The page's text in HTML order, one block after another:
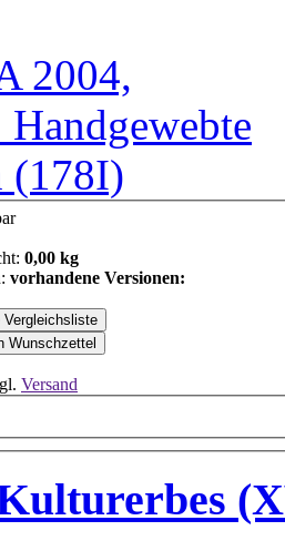
0,00 kg
vorhandene Versionen:
Vergleichsliste
Wunschzettel
Versand